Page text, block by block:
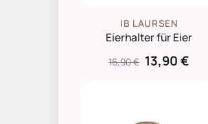
IB LAURSEN
Eierhalter für Eier
16,90 € 13,90 €